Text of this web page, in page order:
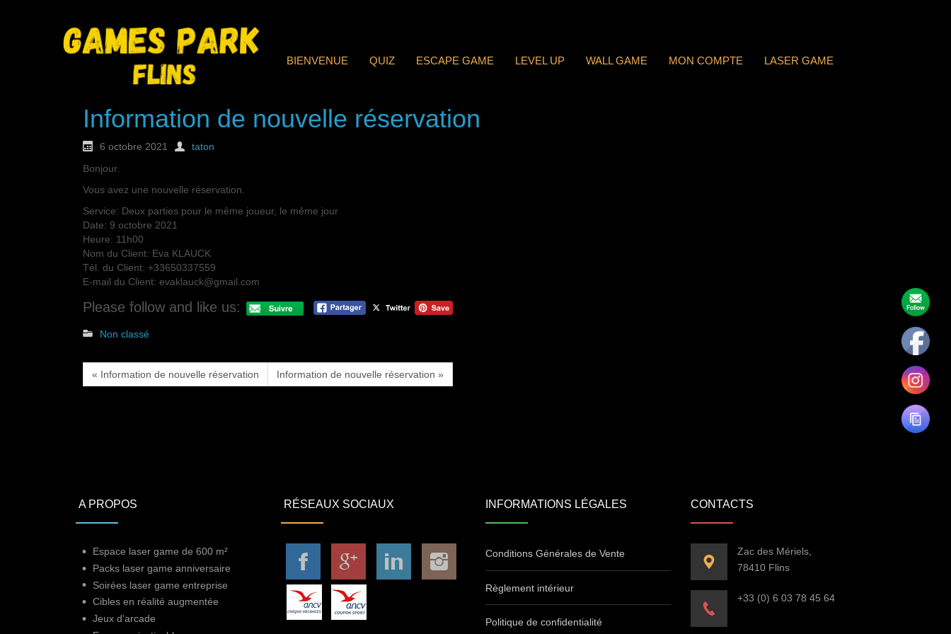
BIENVENUE QUIZ ESCAPE GAME LEVEL UP WALL GAME MON COMPTE LASER GAME
Information de nouvelle réservation
6 octobre 2021
taton
Bonjour.
Vous avez une nouvelle réservation.
Service: Deux parties pour le même joueur, le même jour
Date: 9 octobre 2021
Heure: 11h00
Nom du Client: Eva KLAUCK
Tél. du Client: +33650337559
E-mail du Client: evaklauck@gmail.com
Please follow and like us:
Non classé
« Information de nouvelle réservation Information de nouvelle réservation »
A PROPOS
Espace laser game de 600 m²
Packs laser game anniversaire
Soirées laser game entreprise
Cibles en réalité augmentée
Jeux d'arcade
RÉSEAUX SOCIAUX INFORMATIONS LÉGALES
Conditions Générales de Vente
Règlement intérieur
Politique de confidentialité
CONTACTS
Zac des Mériels,
78410 Flins
+33 (0) 6 03 78 45 64